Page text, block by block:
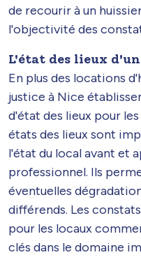
de recourir à un
l'objectivité des
L'état des lieux
En plus des locations
justice à Nice
d'état des lieux pour
états des lieux sont
l'état du local avant et
professionnel. Ils
éventuelles
différends. Les
pour les locaux
clés dans le domaine